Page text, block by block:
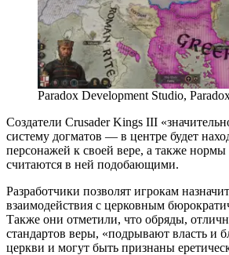
Paradox Development Studio,
Создатели Crusader Kings III
систему догматов — в центре будет
персонажей к своей вере, а также
считаются в ней подобающими.
Разработчики позволят игрокам
взаимодействия с церковным
Также они отметили, что обряды,
стандартов веры, «подрывают власть и
церкви и могут быть признаны